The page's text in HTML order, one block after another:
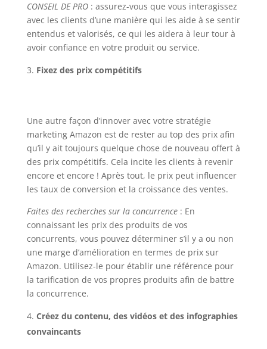
CONSEIL DE PRO: assurez-vous que vous interagissez
avec les clients d’une manière qui les aide à se sentir
entendus et valorisés, ce qui les aidera à leur tour à
avoir confiance en votre produit ou service.
Fixez des prix compétitifs
Une autre façon d’innover avec votre stratégie
marketing Amazon est de rester au top des prix afin
qu’il y ait toujours quelque chose de nouveau offert à
des prix compétitifs. Cela incite les clients à revenir
encore et encore ! Après tout, le prix peut influencer
les taux de conversion et la croissance des ventes.
Faites des recherches sur la concurrence: En
connaissant les prix des produits de vos
concurrents, vous pouvez déterminer s’il y a ou non
une marge d’amélioration en termes de prix sur
Amazon. Utilisez-le pour établir une référence pour
la tarification de vos propres produits afin de battre
la concurrence.
Créez du contenu, des vidéos et des infographies
convaincants